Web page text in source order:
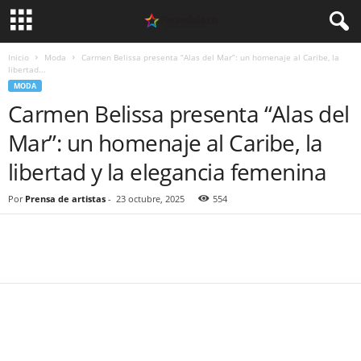
Inicio Moda
Carmen Belissa presenta “Alas del Mar”: un homenaje al Caribe, la
libertad...
MODA
Carmen Belissa presenta “Alas del
Mar”: un homenaje al Caribe, la
libertad y la elegancia femenina
Por Prensa de artistas - 23 octubre, 2025 554